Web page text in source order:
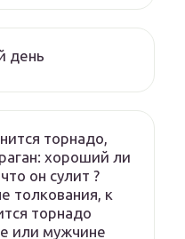
день
торнадо,
хороший ли
он сулит ?
толкования, к
торнадо
или мужчине